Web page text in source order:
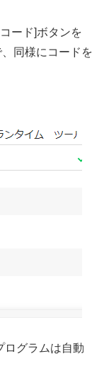
ード]ボタンを
同様にコードを
ログラムは自動